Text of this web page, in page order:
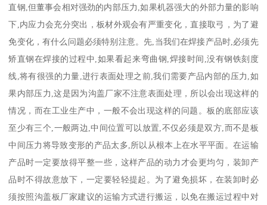
直钢,但董事会相对强劲的内部压力,如果机器强大的外部力量的影响
下,内应力会充分突出，板材外观会有严重变化，直接取弓，为了避
免变化，有什么问题必须特别注意。先,当我们在焊接产品时,必须先
矫直钢在焊接的过程中,如果看起来弯曲钢,焊接时间,没有钢铁刻度
线,将有很强的力量,进行表面处理之前,我们需要产品内部的压力,如
果内部压力,这是因为沟盖厂家不注意表面处理，所以会出现这样的
情况，而在工业生产中，一般不会出现这样的问题。板的底部应该
至少有三个,一般两边,中间位置可以放置,不仅必须是双方,而不是板
中间压力将导致变形的产品太多,所以从根本上在水平平面。在运输
产品时一定要放得平整一些，这样产品的动力才会更均匀，装卸产
品时不得故意放下，一定要轻轻提起。为了避免损坏，在装卸时必
须按照沟盖板厂家建议的运输方式进行搬运，以免在搬运过程中对